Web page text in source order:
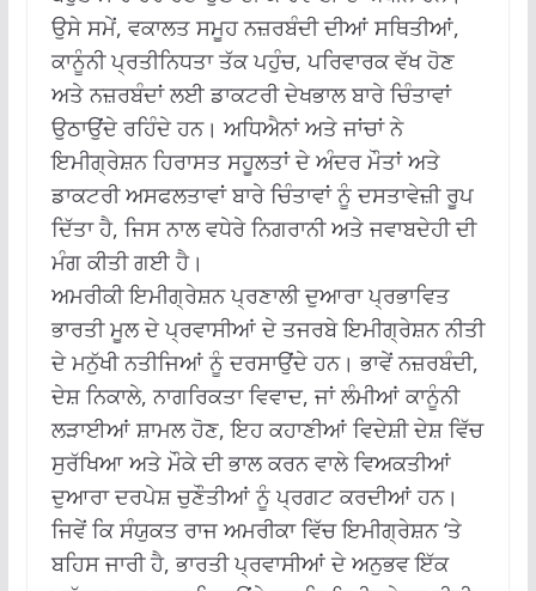
ਉਸੇ ਸਮੇਂ, ਵਕਾਲਤ ਸਮੂਹ ਨਜ਼ਰਬੰਦੀ ਦੀਆਂ ਸਥਿਤੀਆਂ,
ਕਾਨੂੰਨੀ ਪ੍ਰਤੀਨਿਧਤਾ ਤੱਕ ਪਹੁੰਚ, ਪਰਿਵਾਰਕ ਵੱਖ ਹੋਣ
ਅਤੇ ਨਜ਼ਰਬੰਦਾਂ ਲਈ ਡਾਕਟਰੀ ਦੇਖਭਾਲ ਬਾਰੇ ਚਿੰਤਾਵਾਂ
ਉਠਾਉਂਦੇ ਰਹਿੰਦੇ ਹਨ। ਅਧਿਐਨਾਂ ਅਤੇ ਜਾਂਚਾਂ ਨੇ
ਇਮੀਗ੍ਰੇਸ਼ਨ ਹਿਰਾਸਤ ਸਹੂਲਤਾਂ ਦੇ ਅੰਦਰ ਮੌਤਾਂ ਅਤੇ
ਡਾਕਟਰੀ ਅਸਫਲਤਾਵਾਂ ਬਾਰੇ ਚਿੰਤਾਵਾਂ ਨੂੰ ਦਸਤਾਵੇਜ਼ੀ ਰੂਪ
ਦਿੱਤਾ ਹੈ, ਜਿਸ ਨਾਲ ਵਧੇਰੇ ਨਿਗਰਾਨੀ ਅਤੇ ਜਵਾਬਦੇਹੀ ਦੀ
ਮੰਗ ਕੀਤੀ ਗਈ ਹੈ।
ਅਮਰੀਕੀ ਇਮੀਗ੍ਰੇਸ਼ਨ ਪ੍ਰਣਾਲੀ ਦੁਆਰਾ ਪ੍ਰਭਾਵਿਤ
ਭਾਰਤੀ ਮੂਲ ਦੇ ਪ੍ਰਵਾਸੀਆਂ ਦੇ ਤਜਰਬੇ ਇਮੀਗ੍ਰੇਸ਼ਨ ਨੀਤੀ
ਦੇ ਮਨੁੱਖੀ ਨਤੀਜਿਆਂ ਨੂੰ ਦਰਸਾਉਂਦੇ ਹਨ। ਭਾਵੇਂ ਨਜ਼ਰਬੰਦੀ,
ਦੇਸ਼ ਨਿਕਾਲੇ, ਨਾਗਰਿਕਤਾ ਵਿਵਾਦ, ਜਾਂ ਲੰਮੀਆਂ ਕਾਨੂੰਨੀ
ਲੜਾਈਆਂ ਸ਼ਾਮਲ ਹੋਣ, ਇਹ ਕਹਾਣੀਆਂ ਵਿਦੇਸ਼ੀ ਦੇਸ਼ ਵਿੱਚ
ਸੁਰੱਖਿਆ ਅਤੇ ਮੌਕੇ ਦੀ ਭਾਲ ਕਰਨ ਵਾਲੇ ਵਿਅਕਤੀਆਂ
ਦੁਆਰਾ ਦਰਪੇਸ਼ ਚੁਣੌਤੀਆਂ ਨੂੰ ਪ੍ਰਗਟ ਕਰਦੀਆਂ ਹਨ।
ਜਿਵੇਂ ਕਿ ਸੰਯੁਕਤ ਰਾਜ ਅਮਰੀਕਾ ਵਿੱਚ ਇਮੀਗ੍ਰੇਸ਼ਨ ‘ਤੇ
ਬਹਿਸ ਜਾਰੀ ਹੈ, ਭਾਰਤੀ ਪ੍ਰਵਾਸੀਆਂ ਦੇ ਅਨੁਭਵ ਇੱਕ